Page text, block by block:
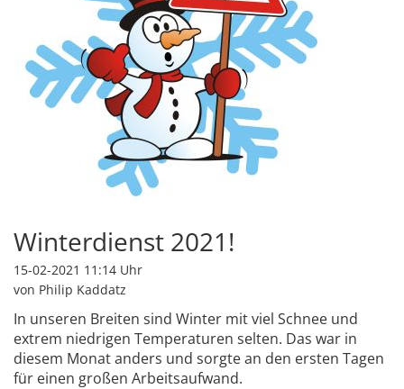
Winterdienst 2021!
15-02-2021 11:14 Uhr
von Philip Kaddatz
In unseren Breiten sind Winter mit viel Schnee und
extrem niedrigen Temperaturen selten. Das war in
diesem Monat anders und sorgte an den ersten Tagen
für einen großen Arbeitsaufwand.